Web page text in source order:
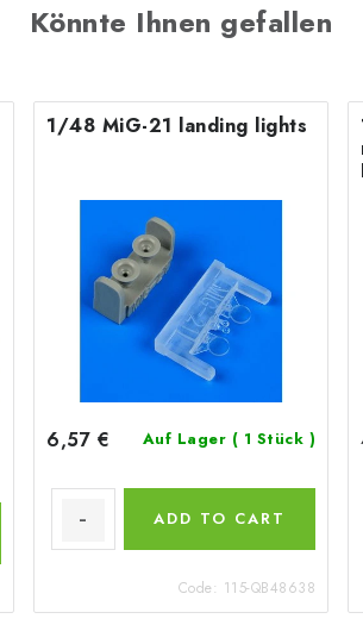
Könnte Ihnen gefallen
1/48 MiG-21 landing lights
6,57 € Auf Lager ( 1 Stück )
ADD TO CART
Code: 115-QB48638